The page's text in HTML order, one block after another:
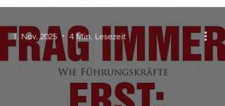
1. Nov. 2025 4 Min. Lesezeit